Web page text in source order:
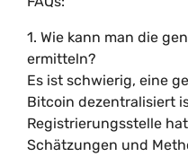
1. Wie kann man die
ermitteln?
Es ist schwierig, eine
Bitcoin dezentralisiert
Registrierungsstelle
Schätzungen und